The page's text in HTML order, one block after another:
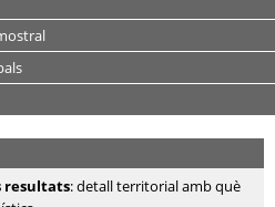
resultats: detall territorial amb què